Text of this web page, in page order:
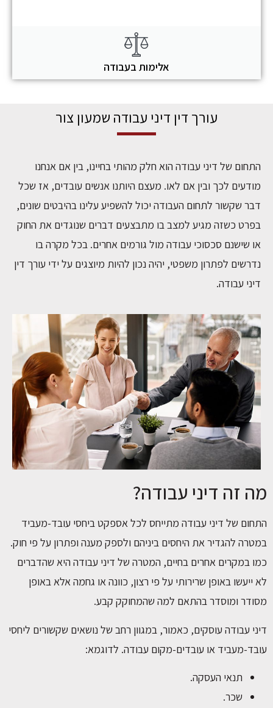
אלימות בעבודה
עורך דין דיני עבודה שמעון צור
התחום של דיני עבודה הוא חלק מהותי בחיינו, בין אם אנחנו
מודעים לכך ובין אם לאו. מעצם היותנו אנשים עובדים, אז שכל
דבר שקשור לתחום העבודה יכול להשפיע עלינו בהיבטים שונים,
בפרט כשזה מגיע למצב בו מתבצעים דברים שנוגדים את החוק
או שישנם סכסוכי עבודה מול גורמים אחרים. בכל מקרה בו
נדרשים לפתרון משפטי, יהיה נכון להיות מיוצגים על ידי עורך דין
דיני עבודה.
מה זה דיני עבודה?
התחום של דיני עבודה מתייחס לכל אספקט ביחסי עובד-מעביד
במטרה להגדיר את היחסים ביניהם ולספק מענה ופתרון על פי חוק.
כמו במקרים אחרים בחיים, המטרה של דיני עבודה היא שהדברים
לא ייעשו באופן שרירותי על פי רצון, כוונה או גחמה אלא באופן
מסודר ומוסדר בהתאם למה שהמחוקק קבע.
דיני עבודה עוסקים, כאמור, במגוון רחב של נושאים שקשורים ליחסי
עובד-מעביד או עובדים-מקום עבודה. לדוגמא:
תנאי העסקה.
שכר.